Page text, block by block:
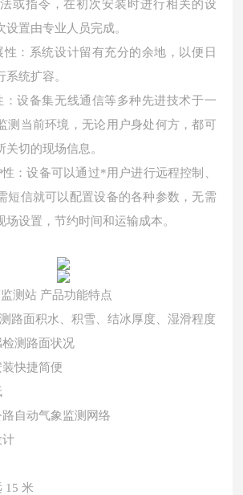
或指令，在初次安装时进行相关的设
置由专业人员完成。
：系统设计留有充分的余地，以便日
系统扩容。
：设备集无线通信等多种先进技术于一
测当前环境，无论用户身处何方，都可
关切的现场信息。
：设备可以通过*用户进行远程控制、
短信就可以配置设备的各种参数，无需
场设置，节约时间和运输成本。
测站 产品功能特点
路面积水、积雪、结冰厚度、湿滑程度
测路面状况
快捷简便
自动气象监测网络
计
15 米